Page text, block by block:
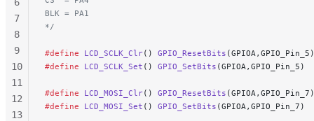
BLK = PA1
*/
#define LCD_SCLK_Clr() GPIO_ResetBits (GPIOA,GPIO_Pin_5)
#define LCD_SCLK_Set () GPIO_SetBits (GPIOA,GPIO_Pin_5)
#define LCD_MOSI_Clr() GPIO_ResetBits (GPIOA,GPIO_Pin_7)
#define LCD_MOSI_Set () GPIO_SetBits (GPIOA,GPIO_Pin_7)
7
8
9
10
11
12
13